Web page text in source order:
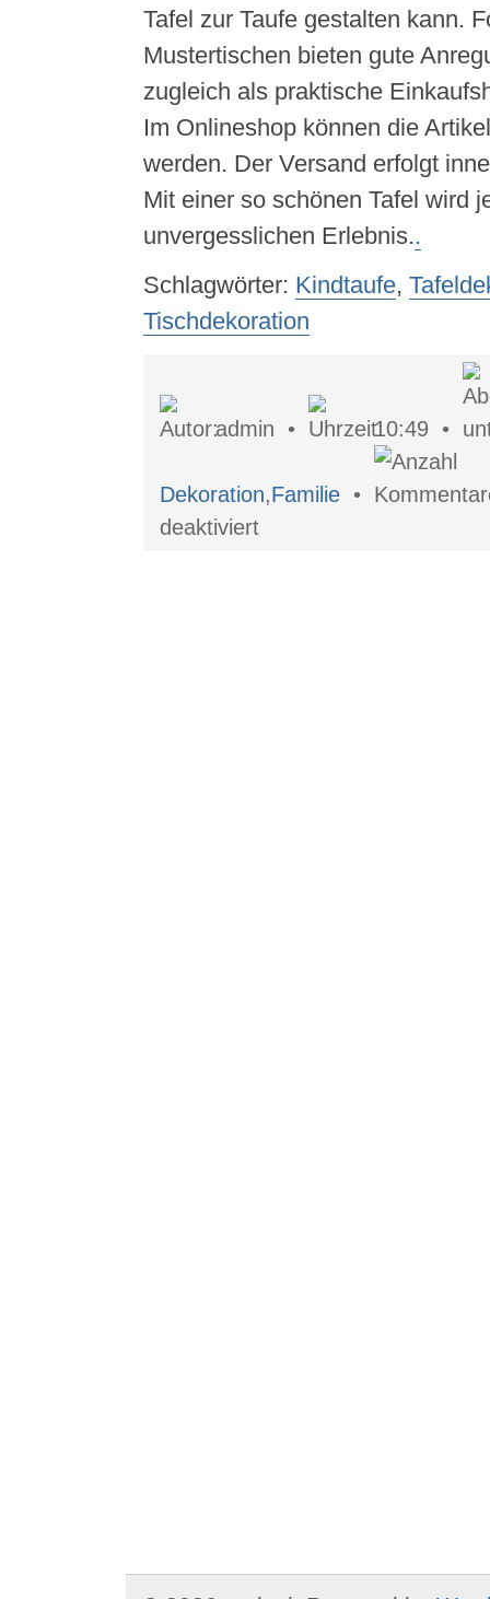
Tafel zur Taufe gestalten kann.
Mustertischen bieten gute
zugleich als praktische
Im Onlineshop können die
werden. Der Versand erfolgt
Mit einer so schönen Tafel wird
unvergesslichen Erlebnis..
Schlagwörter: Kindtaufe,
Tischdekoration
admin • 10:49 •
Dekoration,Familie•
deaktiviertFestliche